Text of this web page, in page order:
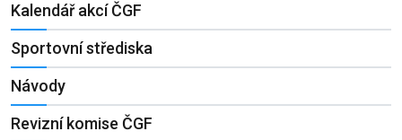
Kalendář akcí ČGF
Sportovní střediska
Návody
Revizní komise ČGF